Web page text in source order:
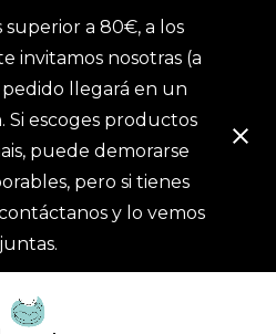
superior a 80€, a los
invitamos nosotras (a
llegará en un
Si escoges productos
puede demorarse
pero si tienes
y lo vemos
juntas.